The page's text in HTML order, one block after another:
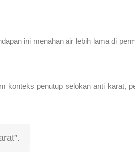
ini menahan air lebih lama di
penutup selokan anti karat,